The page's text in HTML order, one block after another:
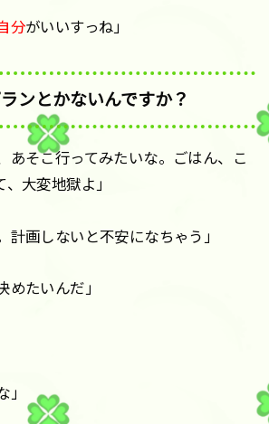
分がいいすっね」
ンとかないんですか？
あそこ行ってみたいな。ごはん、こ
大変地獄よ」
計画しないと不安になちゃう」
めたいんだ」
」